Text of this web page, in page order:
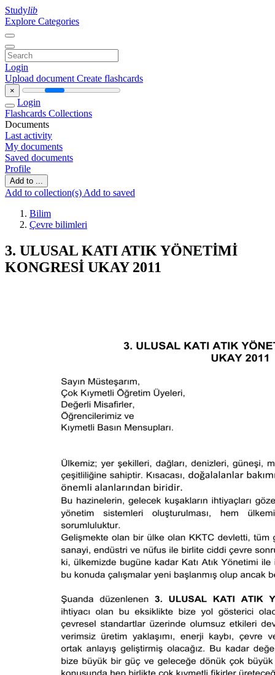
Studylib
Explore Categories
Login
Upload document Create flashcards
×
Login
Flashcards Collections
Documents
Last activity
My documents
Saved documents
Profile
Add to ...
Add to collection(s) Add to saved
Bilim
Çevre bilimleri
3. ULUSAL KATI ATIK YÖNETİMİ
KONGRESİ UKAY 2011